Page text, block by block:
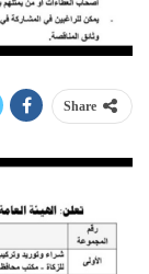
Share